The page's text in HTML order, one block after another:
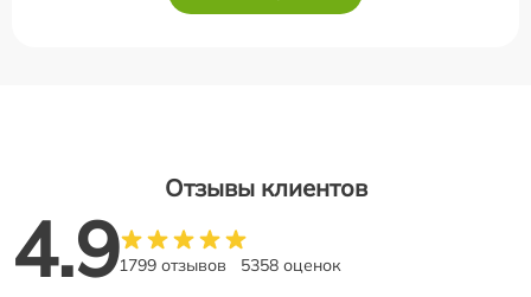
Отзывы клиентов
4.91799 отзывов 5358 оценок